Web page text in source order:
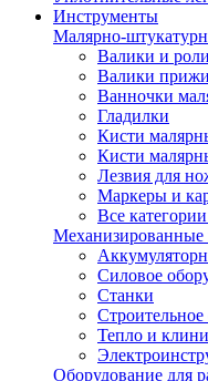
Инструменты
Малярно-
Валики и
Валики
Ванночки
Гладилки
Кисти
Кисти
Лезвия для
Маркеры и
Все
Механизированные
Силовое
Станки
Тепло и
Оборудование для